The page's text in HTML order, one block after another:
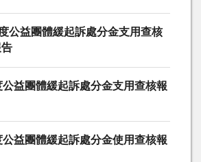
公益團體緩起訴處分金支用查核
公益團體緩起訴處分金支用查核報
公益團體緩起訴處分金使用查核報